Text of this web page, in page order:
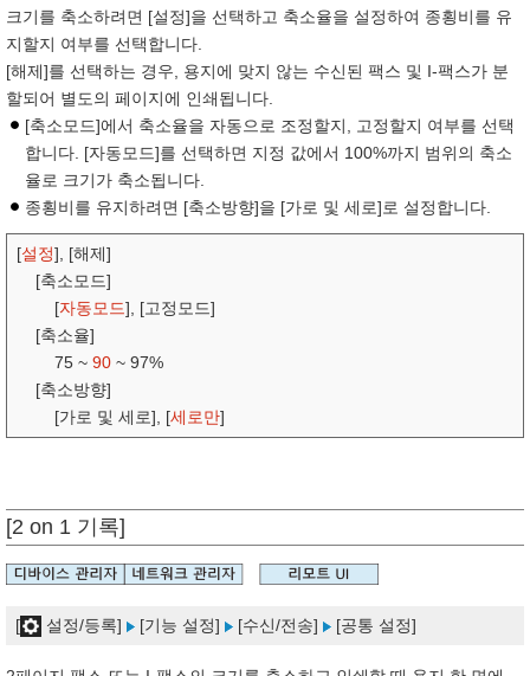
크기를 축소하려면 [설정]을 선택하고 축소율을 설정하여 종횡비를 유
지할지 여부를 선택합니다.
[해제]를 선택하는 경우, 용지에 맞지 않는 수신된 팩스 및 I-팩스가 분
할되어 별도의 페이지에 인쇄됩니다.
[축소모드]에서 축소율을 자동으로 조정할지, 고정할지 여부를 선택
합니다. [자동모드]를 선택하면 지정 값에서 100%까지 범위의 축소
율로 크기가 축소됩니다.
종횡비를 유지하려면 [축소방향]을 [가로 및 세로]로 설정합니다.
[설정], [해제]
[축소모드]
[자동모드], [고정모드]
[축소율]
75 ~ 90 ~ 97%
[축소방향]
[가로 및 세로], [세로만]
[2 on 1 기록]
[ 설정/등록] [기능 설정] [수신/전송] [공통 설정]